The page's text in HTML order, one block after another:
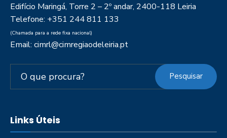
Edifício Maringá, Torre 2 – 2º andar, 2400-118 Leiria
Telefone: +351 244 811 133
(Chamada para a rede fixa nacional)
Email: cimrl@cimregiaodeleiria.pt
Pesquisar
Links Úteis